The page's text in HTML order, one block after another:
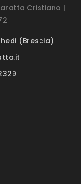
Cristiano |
(Brescia)